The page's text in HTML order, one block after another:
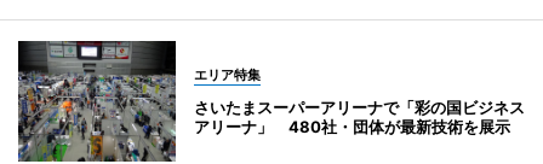
エリア特集
さいたまスーパーアリーナで「彩の国ビジネス
アリーナ」 480社・団体が最新技術を展示